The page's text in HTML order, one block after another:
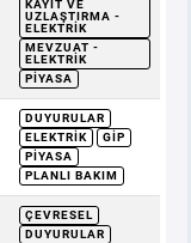
KAYIT VE
UZLAŞTIRMA -
ELEKTRIK
MEVZUAT -
ELEKTRIK
PIYASA
DUYURULAR
ELEKTRIK
GİP
PIYASA
PLANLI BAKIM
ÇEVRESEL
DUYURULAR